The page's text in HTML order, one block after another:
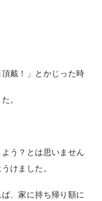
戴！」とかじった時
。
う？とは思いません
けました。
、家に持ち帰り額に